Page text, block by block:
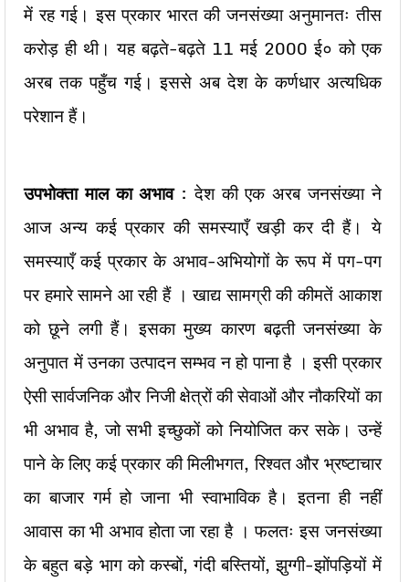
में रह गई। इस प्रकार भारत की जनसंख्या अनुमानतः तीस
करोड़ ही थी। यह बढ़ते-बढ़ते 11 मई 2000 ई० को एक
अरब तक पहुँच गई। इससे अब देश के कर्णधार अत्यधिक
परेशान हैं।
उपभोक्ता माल का अभाव: देश की एक अरब जनसंख्या ने
आज अन्य कई प्रकार की समस्याएँ खड़ी कर दी हैं। ये
समस्याएँ कई प्रकार के अभाव-अभियोगों के रूप में पग-पग
पर हमारे सामने आ रही हैं । खाद्य सामग्री की कीमतें आकाश
को छूने लगी हैं। इसका मुख्य कारण बढ़ती जनसंख्या के
अनुपात में उनका उत्पादन सम्भव न हो पाना है । इसी प्रकार
ऐसी सार्वजनिक और निजी क्षेत्रों की सेवाओं और नौकरियों का
भी अभाव है, जो सभी इच्छुकों को नियोजित कर सके। उन्हें
पाने के लिए कई प्रकार की मिलीभगत, रिश्वत और भ्रष्टाचार
का बाजार गर्म हो जाना भी स्वाभाविक है। इतना ही नहीं
आवास का भी अभाव होता जा रहा है । फलतः इस जनसंख्या
के बहुत बड़े भाग को कस्बों, गंदी बस्तियों, झुग्गी-झोंपड़ियों में